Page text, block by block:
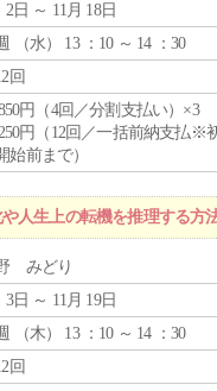
2日 ～ 11月 18日
（水） 13 ：10 ～ 14 ：30
回
円（4回／分割支払い）×3
円（12回／一括前納支払※
始前まで）
人生上の転機を推理する方
みどり
3日 ～ 11月 19日
（木） 13 ：10 ～ 14 ：30
回